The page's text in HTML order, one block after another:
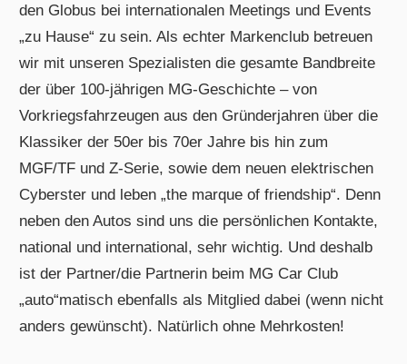
den Globus bei internationalen Meetings und Events
„zu Hause“ zu sein. Als echter Markenclub betreuen
wir mit unseren Spezialisten die gesamte Bandbreite
der über 100-jährigen MG-Geschichte – von
Vorkriegsfahrzeugen aus den Gründerjahren über die
Klassiker der 50er bis 70er Jahre bis hin zum
MGF/TF und Z-Serie, sowie dem neuen elektrischen
Cyberster und leben „the marque of friendship“. Denn
neben den Autos sind uns die persönlichen Kontakte,
national und international, sehr wichtig. Und deshalb
ist der Partner/die Partnerin beim MG Car Club
„auto“matisch ebenfalls als Mitglied dabei (wenn nicht
anders gewünscht). Natürlich ohne Mehrkosten!